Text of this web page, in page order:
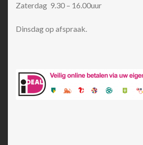
Zaterdag 9.30 – 16.00uur
Dinsdag op afspraak.